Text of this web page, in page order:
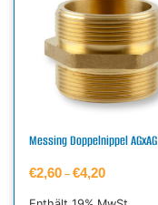
Messing Doppelnippel AGxAG
€2,60 – €4,20